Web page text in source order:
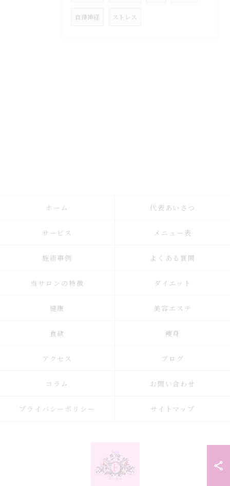
自律神経 ストレス
ホーム 代表あいさつ
サービス メニュー表
施術事例 よくある質問
当サロンの特徴 ダイエット
健康 美容エステ
食欲 痩身
アクセス ブログ
コラム お問い合わせ
プライバシーポリシー サイトマップ